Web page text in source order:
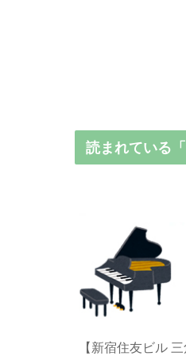
読まれている「
【新宿住友ビル